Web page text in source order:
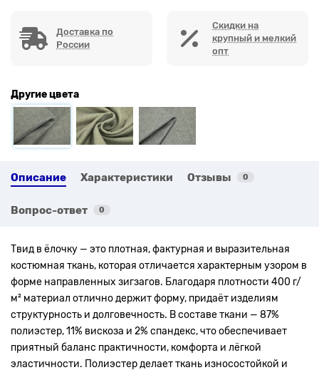
Доставка по
России
Скидки на
крупный и мелкий
опт
Другие цвета
Описание Характеристики Отзывы 0
Вопрос-ответ 0
Твид в ёлочку — это плотная, фактурная и выразительная
костюмная ткань, которая отличается характерным узором в
форме направленных зигзагов. Благодаря плотности 400 г/
м² материал отлично держит форму, придаёт изделиям
структурность и долговечность. В составе ткани — 87%
полиэстер, 11% вискоза и 2% спандекс, что обеспечивает
приятный баланс практичности, комфорта и лёгкой
эластичности. Полиэстер делает ткань износостойкой и